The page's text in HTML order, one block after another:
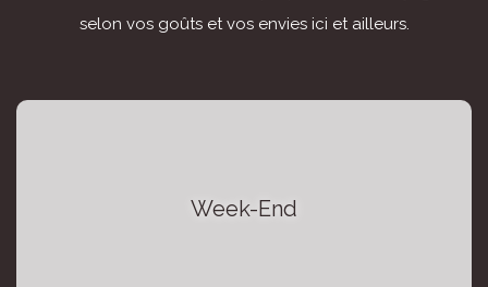
selon vos goûts et vos envies ici et ailleurs.
Week-End